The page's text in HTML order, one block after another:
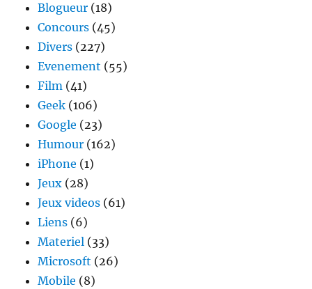
Blogueur (18)
Concours (45)
Divers (227)
Evenement (55)
Film (41)
Geek (106)
Google (23)
Humour (162)
iPhone (1)
Jeux (28)
Jeux videos (61)
Liens (6)
Materiel (33)
Microsoft (26)
Mobile (8)